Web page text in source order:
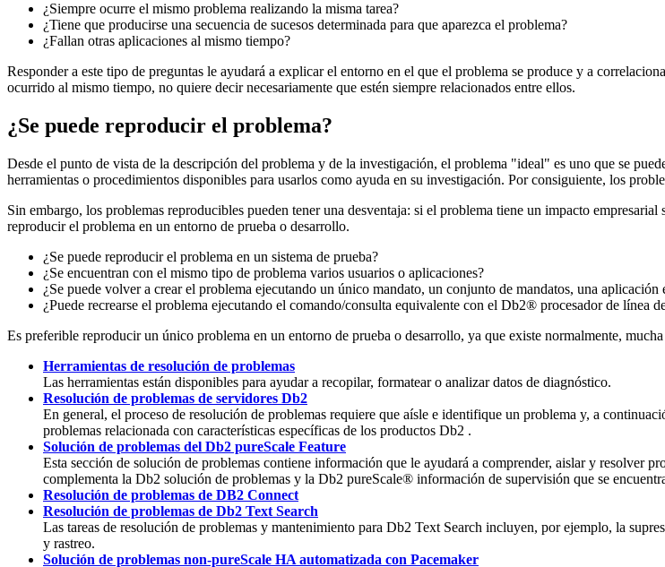
¿Siempre ocurre el mismo problema realizando la misma tarea?
¿Tiene que producirse una secuencia de sucesos determinada para que aparezca el problema?
¿Fallan otras aplicaciones al mismo tiempo?
Responder a este tipo de preguntas le ayudará a explicar el entorno en el que el problema se produce y a
ocurrido al mismo tiempo, no quiere decir necesariamente que estén siempre relacionados entre ellos.
¿Se puede reproducir el problema?
Desde el punto de vista de la descripción del problema y de la investigación, el problema "ideal" es uno que se
herramientas o procedimientos disponibles para usarlos como ayuda en su investigación. Por consiguiente, los
Sin embargo, los problemas reproducibles pueden tener una desventaja: si el problema tiene un impacto
reproducir el problema en un entorno de prueba o desarrollo.
¿Se puede reproducir el problema en un sistema de prueba?
¿Se encuentran con el mismo tipo de problema varios usuarios o aplicaciones?
¿Se puede volver a crear el problema ejecutando un único mandato, un conjunto de mandatos, una
¿Puede recrearse el problema ejecutando el comando/consulta equivalente con el Db2® procesador de línea
Es preferible reproducir un único problema en un entorno de prueba o desarrollo, ya que existe normalmente,
Herramientas de resolución de problemas
Las herramientas están disponibles para ayudar a recopilar, formatear o analizar datos de diagnóstico.
Resolución de problemas de servidores Db2
En general, el proceso de resolución de problemas requiere que aísle e identifique un problema y, a
problemas relacionada con características específicas de los productos Db2 .
Solución de problemas del Db2 pureScale Feature
Esta sección de solución de problemas contiene información que le ayudará a comprender, aislar y resolver
complementa la Db2 solución de problemas y la Db2 pureScale® información de supervisión que se
Resolución de problemas de DB2 Connect
Resolución de problemas de Db2 Text Search
Las tareas de resolución de problemas y mantenimiento para Db2 Text Search incluyen, por ejemplo, la
y rastreo.
Solución de problemas non-pureScale HA automatizada con Pacemaker